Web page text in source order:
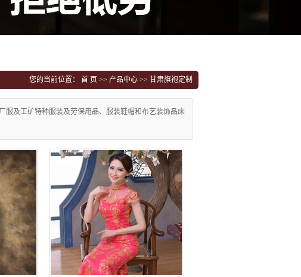
您的当前位置： 首 页 >> 产品中心 >> 甘肃旗袍定制
服及工矿特种服装及劳保用品、服装鞋帽和布艺装饰品床